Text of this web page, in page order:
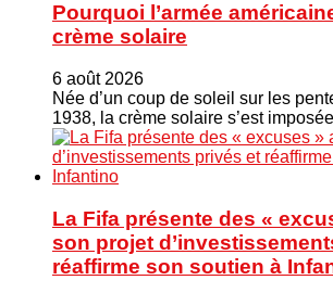
Pourquoi l’armée
crème solaire
6 août 2026
Née d’un coup de soleil sur les
1938, la crème solaire s’est
La Fifa présente des «
son projet
réaffirme son soutien à